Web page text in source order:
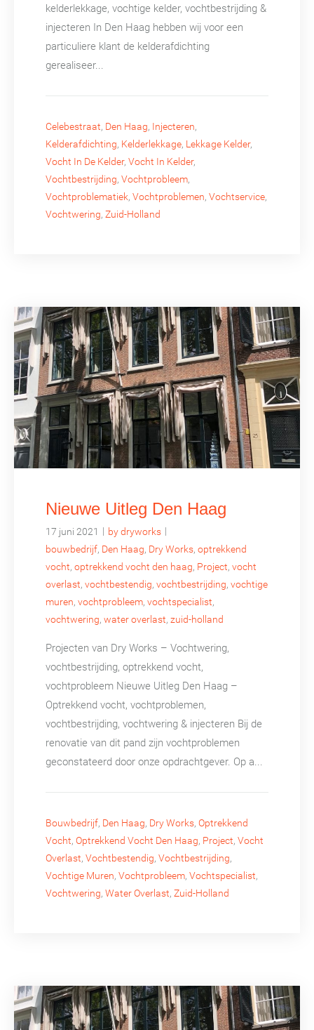
kelderlekkage, vochtige kelder, vochtbestrijding &
injecteren In Den Haag hebben wij voor een
particuliere klant de kelderafdichting
gerealiseer...
Celebestraat, Den Haag, Injecteren,
Kelderafdichting, Kelderlekkage, Lekkage Kelder,
Vocht In De Kelder, Vocht In Kelder,
Vochtbestrijding, Vochtprobleem,
Vochtproblematiek, Vochtproblemen, Vochtservice,
Vochtwering, Zuid-Holland
Nieuwe Uitleg Den Haag
17 juni 2021 | by dryworks |
bouwbedrijf, Den Haag, Dry Works, optrekkend
vocht, optrekkend vocht den haag, Project, vocht
overlast, vochtbestendig, vochtbestrijding, vochtige
muren, vochtprobleem, vochtspecialist,
vochtwering, water overlast, zuid-holland
Projecten van Dry Works – Vochtwering,
vochtbestrijding, optrekkend vocht,
vochtprobleem Nieuwe Uitleg Den Haag –
Optrekkend vocht, vochtproblemen,
vochtbestrijding, vochtwering & injecteren Bij de
renovatie van dit pand zijn vochtproblemen
geconstateerd door onze opdrachtgever. Op a...
Bouwbedrijf, Den Haag, Dry Works, Optrekkend
Vocht, Optrekkend Vocht Den Haag, Project, Vocht
Overlast, Vochtbestendig, Vochtbestrijding,
Vochtige Muren, Vochtprobleem, Vochtspecialist,
Vochtwering, Water Overlast, Zuid-Holland